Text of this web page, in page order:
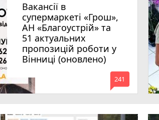
Вакансії в
супермаркеті «Грош»,
АН «Благоустрій» та
51 актуальних
пропозицій роботи у
Вінниці (оновлено)
mode_comment
241